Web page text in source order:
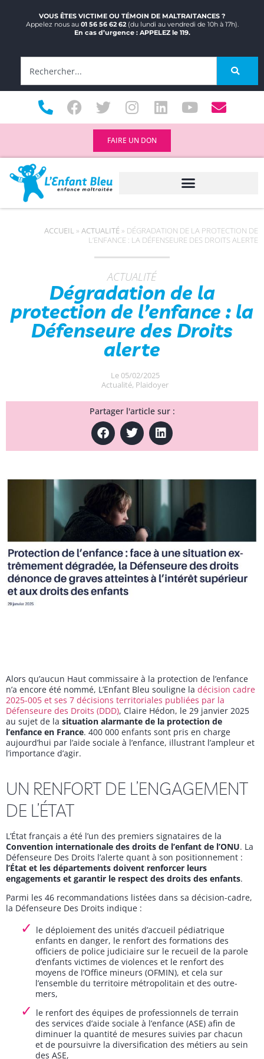
VOUS ÊTES VICTIME OU TÉMOIN DE MALTRAITANCES ?
Appelez nous au 01 56 56 62 62(du lundi au vendredi de 10h à 17h).
En cas d’urgence : APPELEZ le 119.
FAIRE UN DON
ACCUEIL » ACTUALITÉ » DÉGRADATION DE LA PROTECTION DE
L’ENFANCE : LA DÉFENSEURE DES DROITS ALERTE
ACTUALITÉ
Dégradation de la
protection de l’enfance : la
Défenseure des Droits
alerte
Le 05/02/2025
Actualité, Plaidoyer
Partager l'article sur :
Alors qu’aucun Haut commissaire à la protection de l’enfance
n’a encore été nommé, L’Enfant Bleu souligne la décision cadre
2025-005 et ses 7 décisions territoriales publiées par la
Défenseure des Droits (DDD), Claire Hédon, le 29 janvier 2025
au sujet de la situation alarmante de la protection de
l’enfance en France. 400 000 enfants sont pris en charge
aujourd’hui par l’aide sociale à l’enfance, illustrant l’ampleur et
l’importance d’agir.
UN RENFORT DE L’ENGAGEMENT
DE L’ÉTAT
L’État français a été l’un des premiers signataires de la
Convention internationale des droits de l’enfant de l’ONU. La
Défenseure Des Droits l’alerte quant à son positionnement :
l’État et les départements doivent renforcer leurs
engagements et garantir le respect des droits des enfants.
Parmi les 46 recommandations listées dans sa décision-cadre,
la Défenseure Des Droits indique :
le déploiement des unités d’accueil pédiatrique
enfants en danger, le renfort des formations des
officiers de police judiciaire sur le recueil de la parole
d’enfants victimes de violences et le renfort des
moyens de l’Office mineurs (OFMIN), et cela sur
l’ensemble du territoire métropolitain et des outre-
mers,
le renfort des équipes de professionnels de terrain
des services d’aide sociale à l’enfance (ASE) afin de
diminuer la quantité de mesures suivies par chacun
et de poursuivre la diversification des métiers au sein
des ASE,